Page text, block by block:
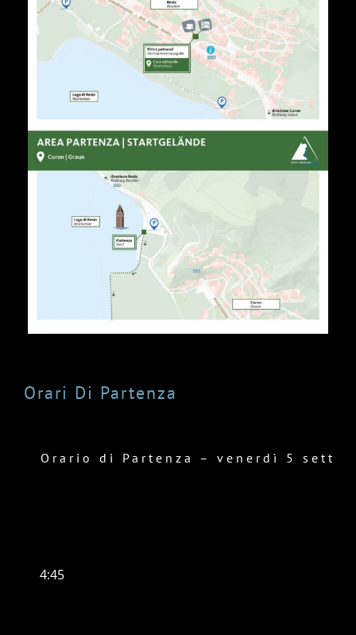
Orari Di Partenza
Orario di Partenza – venerdì 5
4:45